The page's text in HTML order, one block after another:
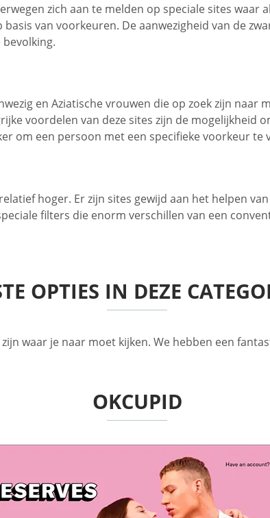
zich aan te melden op speciale sites
van voorkeuren. De aanwezigheid van de
en Aziatische vrouwen die op zoek zijn
voordelen van deze sites zijn de
om een persoon met een specifieke voorkeur te
hoger. Er zijn sites gewijd aan het helpen
filters die enorm verschillen van een
OPTIES IN DEZE
waar je naar moet kijken. We hebben een
OKCUPID